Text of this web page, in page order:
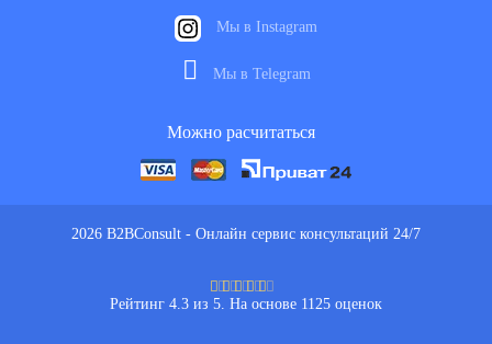
2026 B2BConsult - Онлайн сервис консультаций 24/7
Рейтинг 4.3 из 5. На основе 1125 оценок
Мы в Instagram
Мы в Telegram
Можно расчитаться